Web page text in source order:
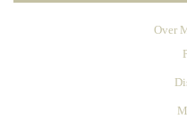
Over